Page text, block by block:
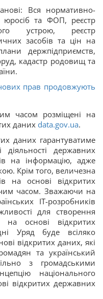
Вся нормативно-
юросіб та ФОП, реєстр
устрою, реєстр
засобів та цін на
держпідприємств,
кадастр родовищ та
прав продовжують
часом розміщені на
даних data.gov.ua.
даних гарантуватиме
державних
на інформацію, адже
Крім того, величезна
на основі відкритих
часом. Зважаючи на
ІТ-розробників
для створення
на основі відкритих
Уряд буде всіляко
відкритих даних, які
та український
з громадськими
національного
відкритих державних